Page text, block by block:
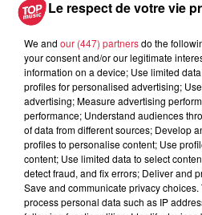
5 août 2026
Europa-Park
l’après Euro-
Le respect de votre vie
We and our (447) partnersdo the
your consent and/or our legitimate
information on a device; Use limited
profiles for personalised advertising;
advertising; Measure advertising
performance; Understand audiences
of data from different sources; Develop
profiles to personalise content; Use
content; Use limited data to select
detect fraud, and fix errors; Deliver and
Save and communicate privacy
process personal data such as IP